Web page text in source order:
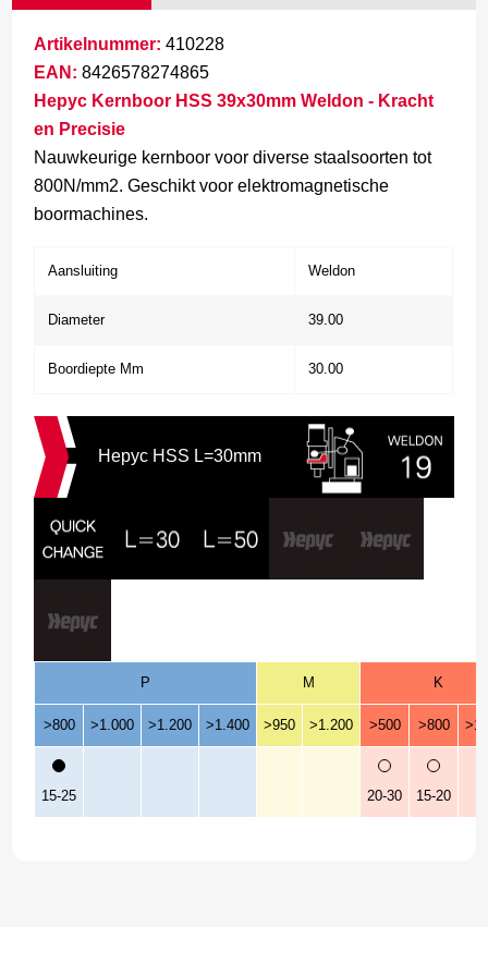
Artikelnummer: 410228
EAN: 8426578274865
Hepyc Kernboor HSS 39x30mm Weldon - Kracht
en Precisie
Nauwkeurige kernboor voor diverse staalsoorten tot
800N/mm2. Geschikt voor elektromagnetische
boormachines.
Aansluiting Weldon
Diameter 39.00
Boordiepte Mm 30.00
Hepyc HSS L=30mm
P M K
>800 >1.000 >1.200 >1.400 >950 >1.200 >500 >800
15-25 20-30 15-20